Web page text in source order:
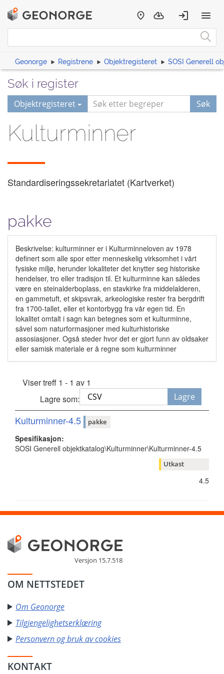
Geonorge Registrene Objektregisteret SOSI Generell
Søk i register
Objektregisteret Søk
Kulturminner
Standardiseringssekretariatet (Kartverket)
pakke
Beskrivelse: kulturminner er i Kulturminneloven av 1978
definert som alle spor etter menneskelig virksomhet i vårt
fysiske miljø, herunder lokaliteter det knytter seg historiske
hendelser, tro eller tradisjon til. Et kulturminne kan således
være en steinalderboplass, en stavkirke fra middelalderen,
en gammetuft, et skipsvrak, arkeologiske rester fra bergdrift
fra 1700-tallet, eller et kontorbygg fra vår egen tid. En
lokalitet omtalt i sagn kan betegnes som et kulturminne,
såvel som naturformasjoner med kulturhistoriske
assosiasjoner. Også steder hvor det er gjort funn av oldsaker
eller samisk materiale er å regne som kulturminner
Viser treff 1 - 1 av 1
Lagre som:
Lagre
Kulturminner-4.5 pakke
Spesifikasjon:
SOSI Generell objektkatalog\Kulturminner\Kulturminner-4.5
Utkast
4.5